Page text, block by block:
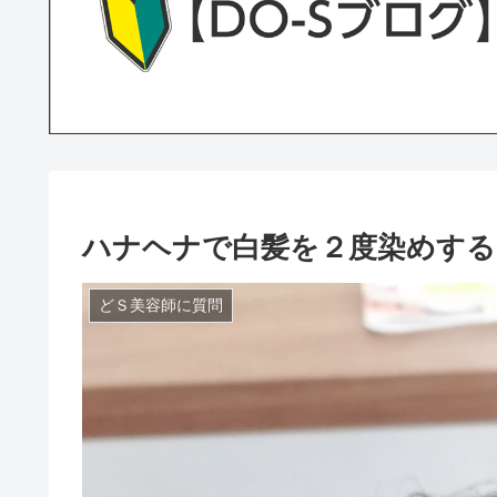
ハナヘナで白髪を２度染めす
どＳ美容師に質問